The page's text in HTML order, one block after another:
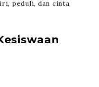
peduli, dan cinta